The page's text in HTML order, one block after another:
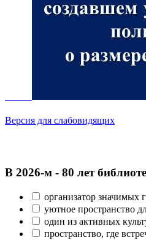
Версия для слабовидящих
В 2026‑м - 80 лет
организатор значимых
уютное пространство
один из активных
пространство, где